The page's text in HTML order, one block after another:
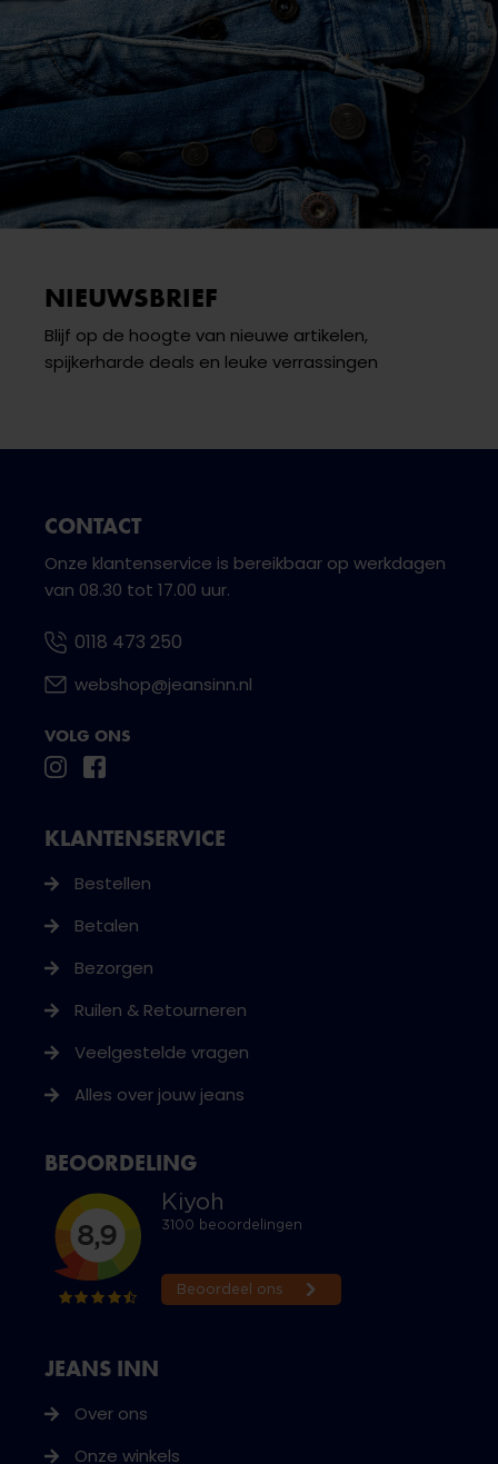
NIEUWSBRIEF
Blijf op de hoogte van nieuwe artikelen,
spijkerharde deals en leuke verrassingen
CONTACT
Onze klantenservice is bereikbaar op werkdagen
van 08.30 tot 17.00 uur.
0118 473 250
webshop@jeansinn.nl
VOLG ONS
JEANS INN
Over ons
Onze winkels
KLANTENSERVICE
Bestellen
Betalen
Bezorgen
Ruilen & Retourneren
Veelgestelde vragen
Alles over jouw jeans
BEOORDELING